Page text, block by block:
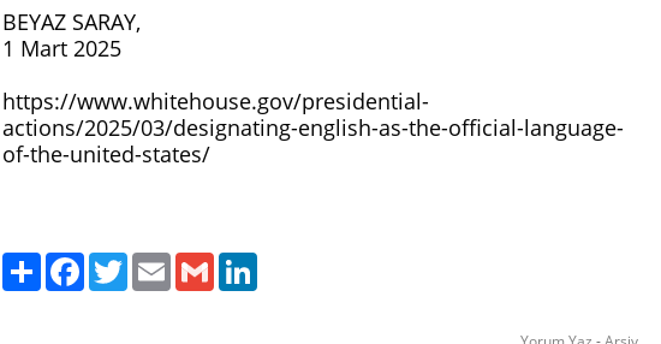
BEYAZ SARAY,
1 Mart 2025
https://www.whitehouse.gov/presidential-
actions/2025/03/designating-english-as-the-official-language-
of-the-united-states/
Paylaş FacebookTwitter Email Gmail